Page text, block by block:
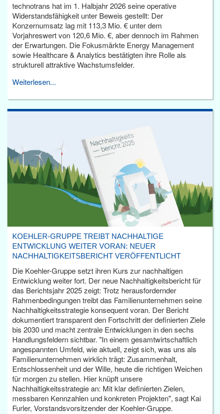
technotrans hat im 1. Halbjahr 2026 seine operative
Widerstandsfähigkeit unter Beweis gestellt: Der
Konzernumsatz lag mit 113,3 Mio. € unter dem
Vorjahreswert von 120,6 Mio. €, aber dennoch im Rahmen
der Erwartungen. Die Fokusmärkte Energy Management
sowie Healthcare & Analytics bestätigten ihre Rolle als
strukturell attraktive Wachstumsfelder.
Weiterlesen...
KOEHLER-GRUPPE TREIBT NACHHALTIGE
ENTWICKLUNG WEITER VORAN: NEUER
NACHHALTIGKEITSBERICHT VERÖFFENTLICHT
Die Koehler-Gruppe setzt ihren Kurs zur nachhaltigen
Entwicklung weiter fort. Der neue Nachhaltigkeitsbericht für
das Berichtsjahr 2025 zeigt: Trotz herausfordernder
Rahmenbedingungen treibt das Familienunternehmen seine
Nachhaltigkeitsstrategie konsequent voran. Der Bericht
dokumentiert transparent den Fortschritt der definierten Ziele
bis 2030 und macht zentrale Entwicklungen in den sechs
Handlungsfeldern sichtbar. "In einem gesamtwirtschaftlich
angespannten Umfeld, wie aktuell, zeigt sich, was uns als
Familienunternehmen wirklich trägt: Zusammenhalt,
Entschlossenheit und der Wille, heute die richtigen Weichen
für morgen zu stellen. Hier knüpft unsere
Nachhaltigkeitsstrategie an: Mit klar definierten Zielen,
messbaren Kennzahlen und konkreten Projekten", sagt Kai
Furler, Vorstandsvorsitzender der Koehler-Gruppe.